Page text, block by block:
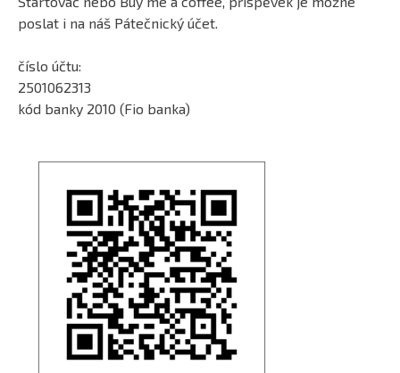
poslat i na náš Pátečnický účet.
číslo účtu:
2501062313
kód banky 2010 (Fio banka)